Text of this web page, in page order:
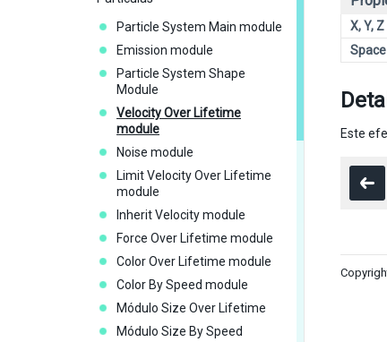
Particle System Main module
Emission module
Particle System Shape
Module
Velocity Over Lifetime
module
Noise module
Limit Velocity Over Lifetime
module
Inherit Velocity module
Force Over Lifetime module
Color Over Lifetime module
Color By Speed module
Módulo Size Over Lifetime
Módulo Size By Speed
X, Y, Z
Space
Este